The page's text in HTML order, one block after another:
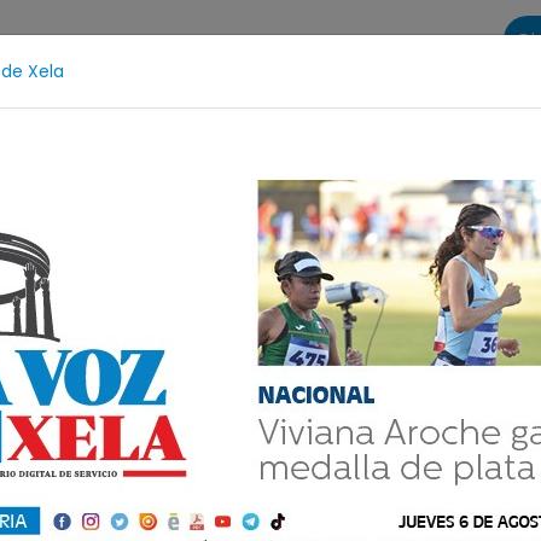
Xela
La Voz de Xela Sports Contáctanos LA VOZ 25
Estafa Protección Infantil
Comparte